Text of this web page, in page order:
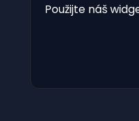
Použijte náš